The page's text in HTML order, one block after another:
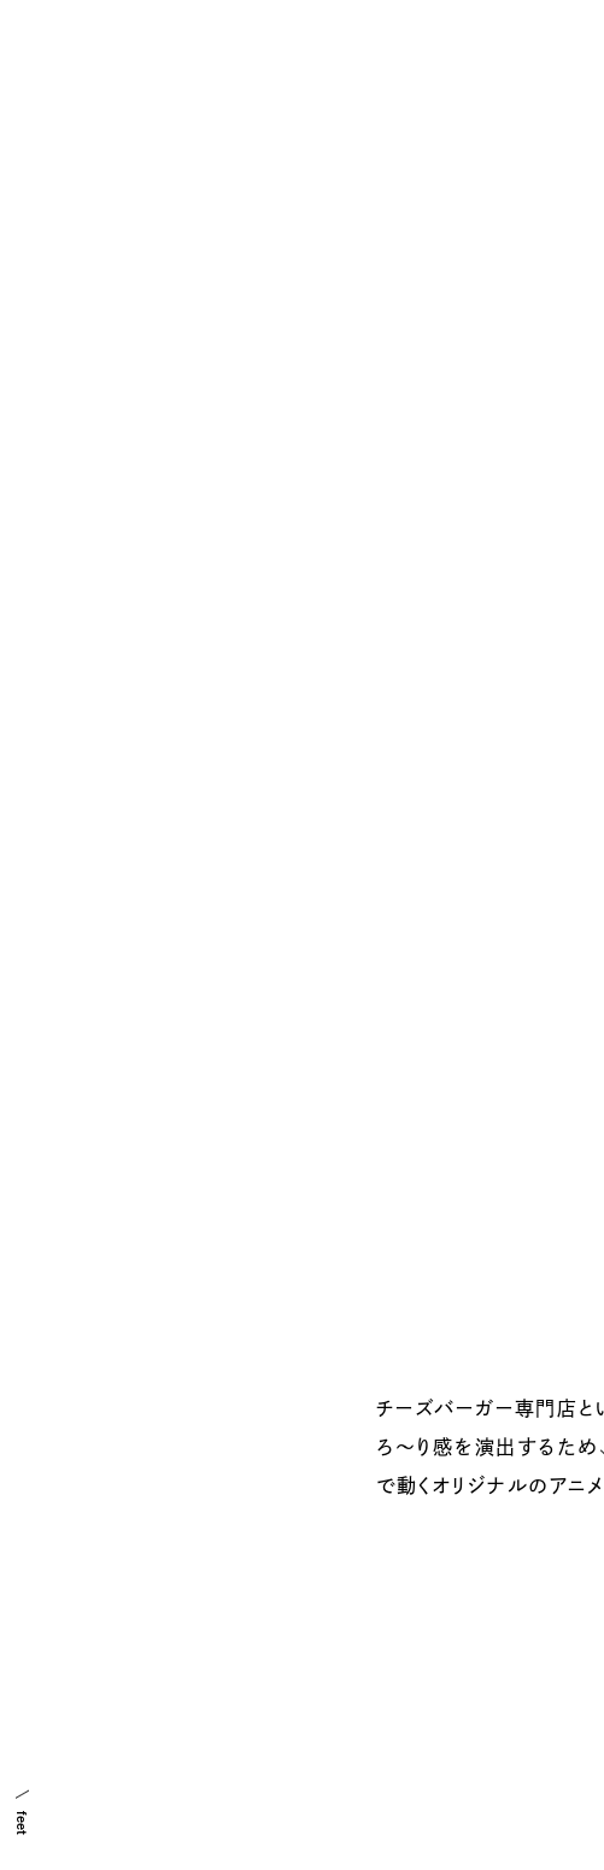
チーズバーガー専門店と
ろ〜り感を演出するた
で動くオリジナルのアニ
しました。LINEからのオ
導線設計を特に意識した
feet